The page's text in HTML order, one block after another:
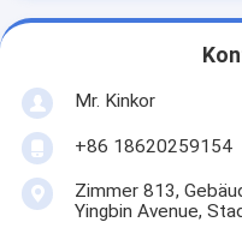
Mr. Kinkor
+86 18620259154
Zimmer 813,
Yingbin Avenue,